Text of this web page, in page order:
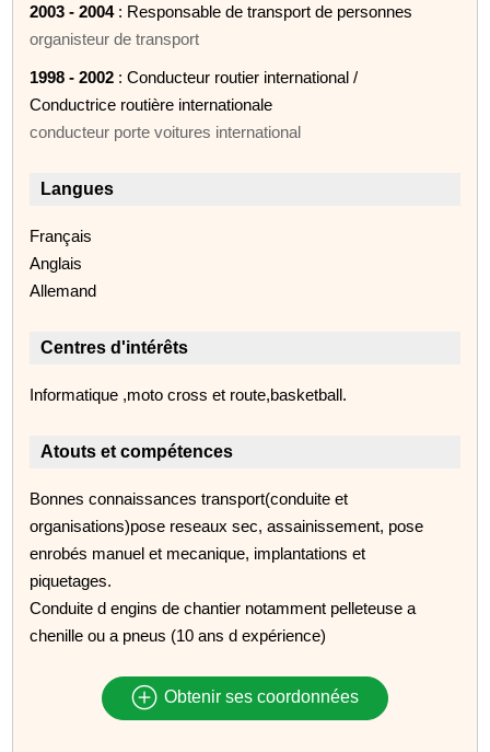
2003 - 2004: Responsable de transport de personnes
organisteur de transport
1998 - 2002 : Conducteur routier international /
Conductrice routière internationale
conducteur porte voitures international
Langues
Français
Anglais
Allemand
Centres d'intérêts
Informatique ,moto cross et route,basketball.
Atouts et compétences
Bonnes connaissances transport(conduite et
organisations)pose reseaux sec, assainissement, pose
enrobés manuel et mecanique, implantations et
piquetages.
Conduite d engins de chantier notamment pelleteuse a
chenille ou a pneus (10 ans d expérience)
Obtenir ses coordonnées